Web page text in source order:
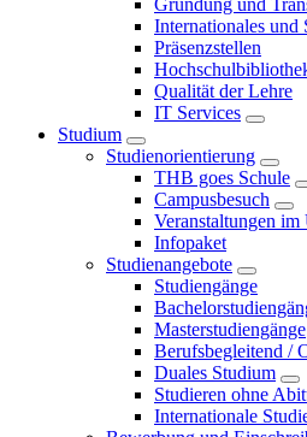
Gründung und
Internationales und
Präsenzstellen
Qualität der Lehre
IT Services
Studium
Studienorientierung
THB goes Schule
Campusbesuch
Veranstaltungen
Infopaket
Studienangebote
Studiengänge
Masterstudiengänge
Berufsbegleitend /
Duales Studium
Studieren ohne
Internationale